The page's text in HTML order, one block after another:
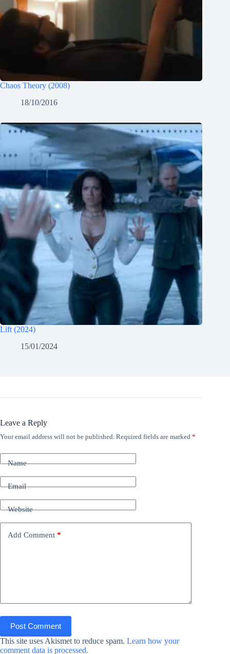
Chaos Theory (2008)
18/10/2016
Lift (2024)
15/01/2024
Leave a Reply
Your email address will not be published. Required fields are marked *
Name
Email
Website
Add Comment *
Post Comment
This site uses Akismet to reduce spam. Learn how your
comment data is processed.